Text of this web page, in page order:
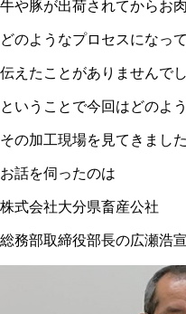
牛や豚が出荷されてからお
どのようなプロセスになっ
伝えたことがありませんでし
ということで今回はどのよ
その加工現場を見てきました
お話を伺ったのは
株式会社大分県畜産公社
総務部取締役部長の広瀬浩